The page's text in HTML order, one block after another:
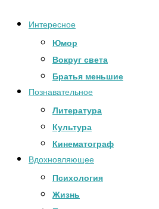
Интересное
Юмор
Вокруг света
Братья меньшие
Познавательное
Литература
Культура
Кинематограф
Вдохновляющее
Психология
Жизнь